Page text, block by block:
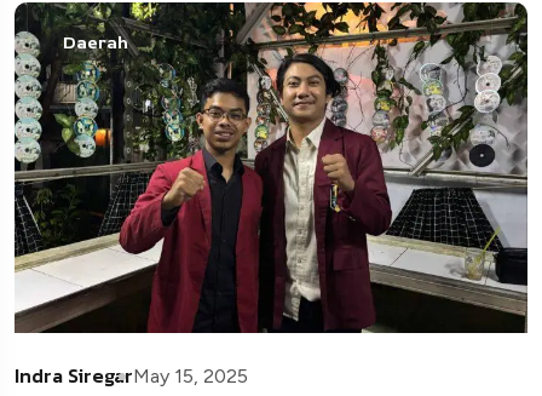
Daerah
Indra SiregarMay 15, 2025